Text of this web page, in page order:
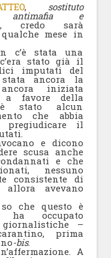
, sostituto
antimafia e
credo sarà
mese in
c’è stata una
stato già il
imputati del
ancora la
iniziata
a favore della
stato alcun
che abbia
pregiudicare il
e dicono
scusa anche
e che
nessuno
consistente di
avevano
che questo è
occupato
giornalistiche –
prima
-bis.
A